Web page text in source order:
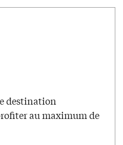
destination
au maximum de